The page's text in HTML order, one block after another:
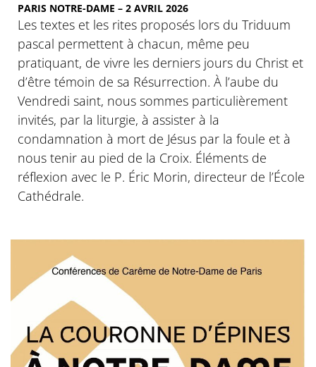
PARIS NOTRE-DAME – 2 AVRIL 2026
Les textes et les rites proposés lors du Triduum
pascal permettent à chacun, même peu
pratiquant, de vivre les derniers jours du Christ et
d’être témoin de sa Résurrection. À l’aube du
Vendredi saint, nous sommes particulièrement
invités, par la liturgie, à assister à la
condamnation à mort de Jésus par la foule et à
nous tenir au pied de la Croix. Éléments de
réflexion avec le P. Éric Morin, directeur de l’École
Cathédrale.